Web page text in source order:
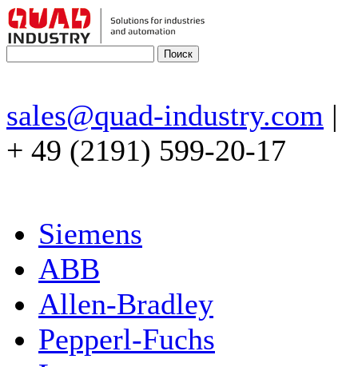
sales@quad-industry.com |
+ 49 (2191) 599-20-17
Siemens
ABB
Allen-Bradley
Pepperl-Fuchs